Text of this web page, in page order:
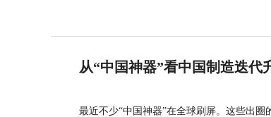
从“中国神器”看中国制造迭代
最近不少“中国神器”在全球刷屏。这些出